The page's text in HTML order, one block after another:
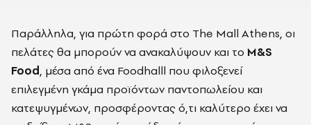
Παράλληλα, για πρώτη φορά στο The Mall Athens, οι
πελάτες θα μπορούν να ανακαλύψουν και το M&S
Food, μέσα από ένα Foodhalll που φιλοξενεί
επιλεγμένη γκάμα προϊόντων παντοπωλείου και
κατεψυγμένων, προσφέροντας ό,τι καλύτερο έχει να